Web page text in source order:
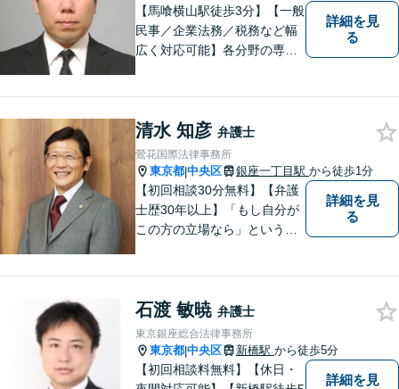
さい。
【馬喰横山駅徒歩3分】【一般
民事／企業法務／税務など幅
広く対応可能】各分野の専門
明るい未来を作っていけるよ
う精進いたします。まずはご
相談を！
詳細を見
る
清水 知彦 弁護士
鶯花国際法律事務所
東京都|中央区 銀座一丁目駅 から徒歩1分
【初回相談30分無料】【弁護
士歴30年以上】「もし自分が
この方の立場なら」という視
ださい。銀座の当事務所また
は湘南エリアでお話を伺うこ
とが可能です。【メール・電
話相談可】
詳細を見
る
石渡 敏暁 弁護士
東京銀座総合法律事務所
東京都|中央区 新橋駅 から徒歩5分
【初回相談料無料】【休日・
詳細を見